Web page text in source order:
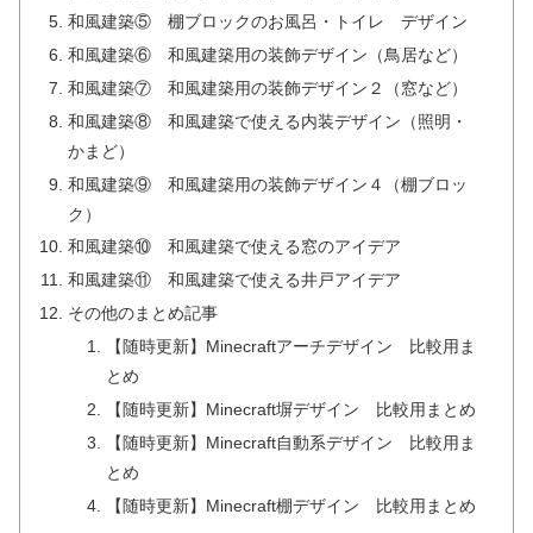
和風建築⑤ 棚ブロックのお風呂・トイレ デザイン
和風建築⑥ 和風建築用の装飾デザイン（鳥居など）
和風建築⑦ 和風建築用の装飾デザイン２（窓など）
和風建築⑧ 和風建築で使える内装デザイン（照明・
かまど）
和風建築⑨ 和風建築用の装飾デザイン４（棚ブロッ
ク）
和風建築⑩ 和風建築で使える窓のアイデア
和風建築⑪ 和風建築で使える井戸アイデア
その他のまとめ記事
【随時更新】Minecraftアーチデザイン 比較用ま
とめ
【随時更新】Minecraft塀デザイン 比較用まとめ
【随時更新】Minecraft自動系デザイン 比較用ま
とめ
【随時更新】Minecraft棚デザイン 比較用まとめ